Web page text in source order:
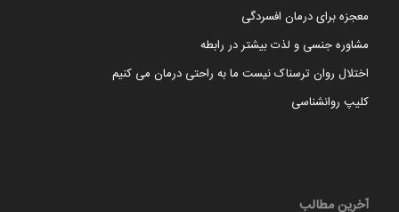
معجزه برای درمان افسردگی
مشاوره جنسی و لذت بیشتر در رابطه
اختلال روان ترسناک نیست ما به راحتی درمان می کنیم
کلیپ روانشناسی
آخرین مطالب